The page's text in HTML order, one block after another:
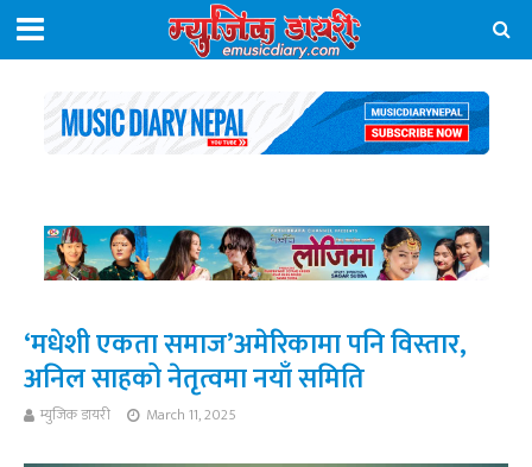
‘मधेशी एकता समाज’अमेरिकामा पनि विस्तार,
अनिल साहको नेतृत्वमा नयाँ समिति
म्युजिक डायरी March 11, 2025